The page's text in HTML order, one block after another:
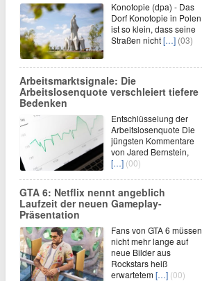
Konotopie (dpa) - Das
Dorf Konotopie in Polen
ist so klein, dass seine
Straßen nicht[…] (03)
Arbeitsmarktsignale: Die
Arbeitslosenquote verschleiert tiefere
Bedenken
Entschlüsselung der
Arbeitslosenquote Die
jüngsten Kommentare
von Jared Bernstein,
[…] (00)
GTA 6: Netflix nennt angeblich
Laufzeit der neuen Gameplay-
Präsentation
Fans von GTA 6 müssen
nicht mehr lange auf
neue Bilder aus
Rockstars heiß
erwartetem[…] (00)